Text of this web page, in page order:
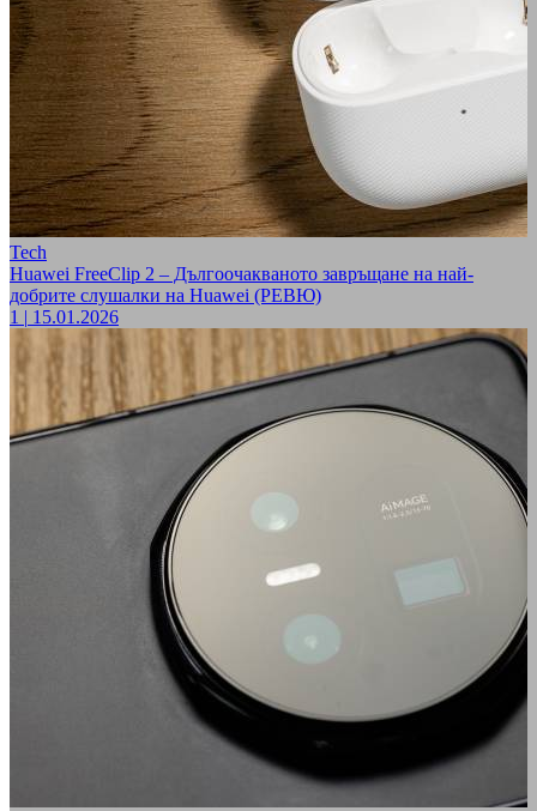
Tech
Huawei FreeClip 2 – Дългоочакваното завръщане на най-
добрите слушалки на Huawei (РЕВЮ)
1 | 15.01.2026